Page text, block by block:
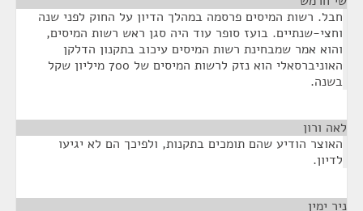
חבל. רשות המיסים פרסמה במהלך הדיון על החוק לפני שנה
וחצי-שנתיים. בועז סופר עוד היה סגן ראש רשות המיסים,
והוא אמר שמבחינת רשות המיסים עיכוב בתקנון הדלקן
האוניברסאלי הוא נזק לרשות המיסים של 700 מיליון שקל
בשנה.
לאה ורון
האוצר הודיע שהם תומכים בתקנות, ולפיכך הם לא יגיעו
לדיון.
ניר ימין